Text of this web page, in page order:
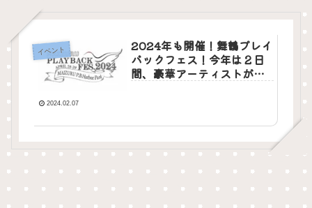
イベント
2024年も開催！舞鶴プレイ
バックフェス！今年は２日
間、豪華アーティストが目
2024.02.07